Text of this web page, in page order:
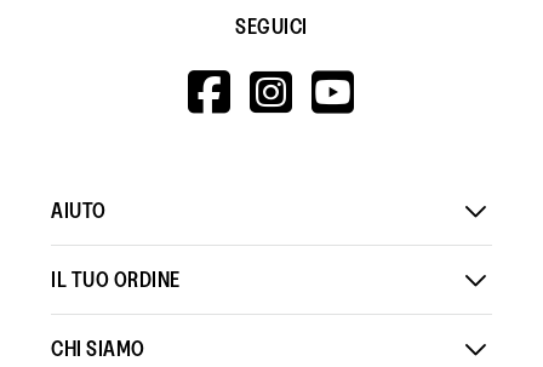
SEGUICI
HTTPS://
HTTPS://
AIUTO
IL TUO ORDINE
CHI SIAMO